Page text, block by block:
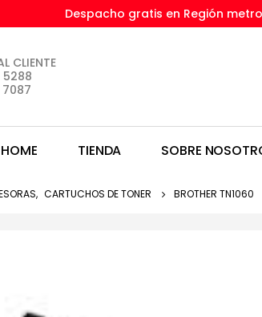
Despacho gratis en Región
CLIENTE
HOME TIENDA SOBRE
, CARTUCHOS DE TONER BROTHER TN1060